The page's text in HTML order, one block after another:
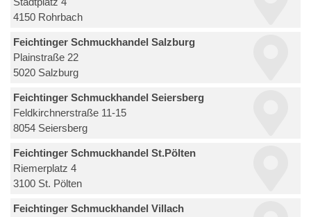
4150 Rohrbach
Feichtinger Schmuckhandel Salzburg
Plainstraße 22
5020 Salzburg
Feichtinger Schmuckhandel Seiersberg
Feldkirchnerstraße 11-15
8054 Seiersberg
Feichtinger Schmuckhandel St.Pölten
Riemerplatz 4
3100 St. Pölten
Feichtinger Schmuckhandel Villach